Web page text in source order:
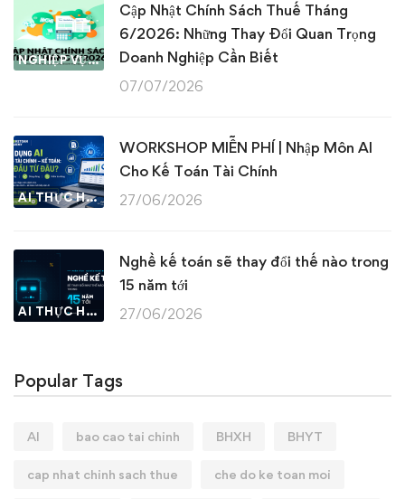
NGHIỆP VỤ KẾ TOÁN & THUẾ
Cập Nhật Chính Sách Thuế Tháng
6/2026: Những Thay Đổi Quan Trọng
Doanh Nghiệp Cần Biết
07/07/2026
AI THỰC HÀNH
WORKSHOP MIỄN PHÍ | Nhập Môn AI
Cho Kế Toán Tài Chính
27/06/2026
AI THỰC HÀNH
Nghề kế toán sẽ thay đổi thế nào trong
15 năm tới
27/06/2026
Popular Tags
AI bao cao tai chinh BHXH BHYT
cap nhat chinh sach thue che do ke toan moi